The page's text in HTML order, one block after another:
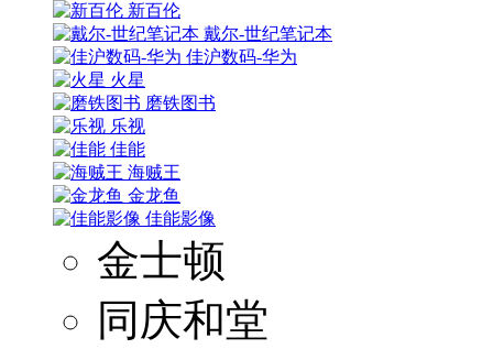
新百伦
戴尔-世纪笔记本
佳沪数码-华为
火星
磨铁图书
乐视
佳能
海贼王
金龙鱼
佳能影像
金士顿
同庆和堂